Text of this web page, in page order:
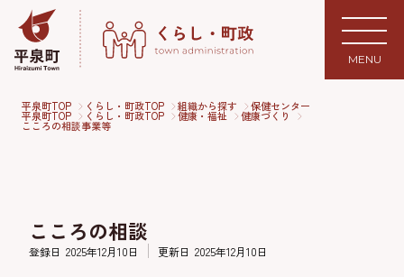
MENU
平泉町TOP くらし・町政TOP 組織から探す 保健センター
平泉町TOP くらし・町政TOP 健康・福祉 健康づくり
こころの相談事業等
こころの相談
登録日 2025年12月10日 更新日 2025年12月10日